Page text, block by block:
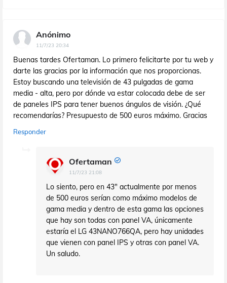
Anónimo
11/7/23 20:34
Buenas tardes Ofertaman. Lo primero felicitarte por tu web y
darte las gracias por la información que nos proporcionas.
Estoy buscando una televisión de 43 pulgadas de gama
media - alta, pero por dónde va estar colocada debe de ser
de paneles IPS para tener buenos ángulos de visión. ¿Qué
recomendarías? Presupuesto de 500 euros máximo. Gracias
Responder
Ofertaman
11/7/23 21:08
Lo siento, pero en 43" actualmente por menos
de 500 euros serían como máximo modelos de
gama media y dentro de esta gama las opciones
que hay son todas con panel VA, únicamente
estaría el LG 43NANO766QA, pero hay unidades
que vienen con panel IPS y otras con panel VA.
Un saludo.